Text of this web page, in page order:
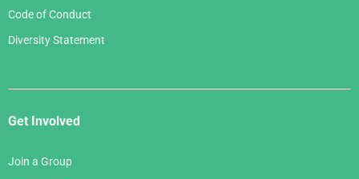
Code of Conduct
Diversity Statement
Get Involved
Join a Group